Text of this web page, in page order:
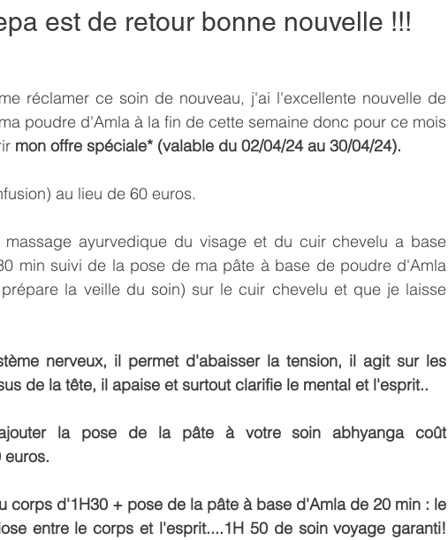
est de retour bonne nouvelle !!!
réclamer ce soin de nouveau, j'ai l'excellente nouvelle de
poudre d'Amla à la fin de cette semaine donc pour ce mois
mon offre spéciale* (valable du 02/04/24 au 30/04/24).
au lieu de 60 euros.
ayurvedique du visage et du cuir chevelu a base
min suivi de la pose de ma pâte à base de poudre d'Amla
la veille du soin) sur le cuir chevelu et que je laisse
nerveux, il permet d'abaisser la tension, il agit sur les
de la tête, il apaise et surtout clarifie le mental et l'esprit..
la pose de la pâte à votre soin abhyanga coût
corps d'1H30 + pose de la pâte à base d'Amla de 20 min : le
entre le corps et l'esprit....1H 50 de soin voyage garanti!